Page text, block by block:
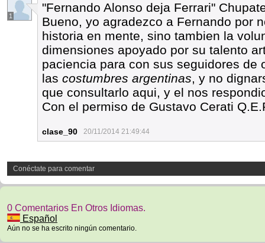
1
"Fernando Alonso deja Ferrari"
Bueno, yo agradezco a Fernando por
historia en mente, sino tambien la
dimensiones apoyado por su talento
paciencia para con sus seguidores de
las costumbres argentinas, y no
que consultarlo aqui, y el nos
Con el permiso de Gustavo Cerati
clase_90 20/11/2014 21:49:44
Conéctate para comentar
0 Comentarios En Otros Idiomas.
Español
Aún no se ha escrito ningún comentario.